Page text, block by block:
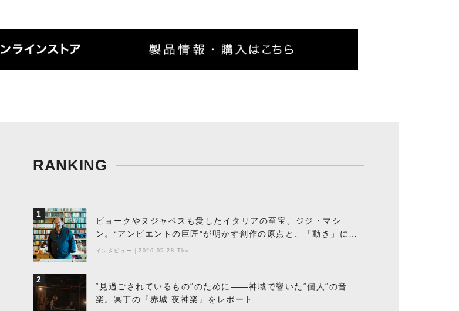
RANKING
1
ビョークやヌジャベスも愛したイタリアの至宝、ジジ・マシ
ン。“アンビエントの巨匠”が明かす創作の原点と、「動き」に満
ちた最新作の背景
インタビュー 2026.05.28 Thu
2
“見過ごされているもの“のために――神域で響いた“個人“の音
楽。冥丁の『赤城 夜神楽』をレポート